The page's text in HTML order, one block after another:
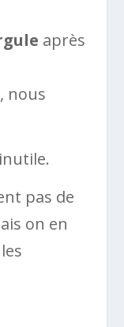
après
nous
pas de
on en